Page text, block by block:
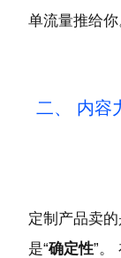
单流量推给你
二、 内容
定制产品卖
是“确定性”。